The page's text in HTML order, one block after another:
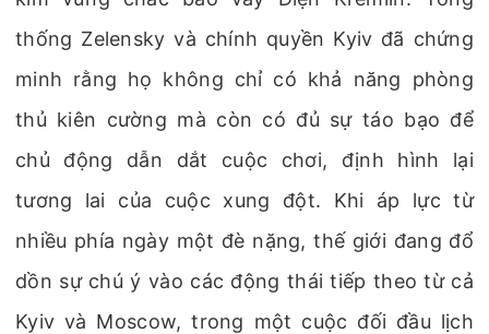
thống Zelensky và chính quyền Kyiv đã chứng
minh rằng họ không chỉ có khả năng phòng
thủ kiên cường mà còn có đủ sự táo bạo để
chủ động dẫn dắt cuộc chơi, định hình lại
tương lai của cuộc xung đột. Khi áp lực từ
nhiều phía ngày một đè nặng, thế giới đang đổ
dồn sự chú ý vào các động thái tiếp theo từ cả
Kyiv và Moscow, trong một cuộc đối đầu lịch